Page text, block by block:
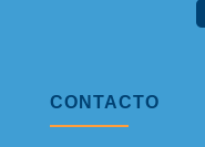
CONTACTO